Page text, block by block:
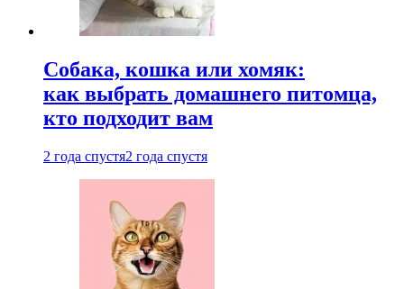
Собака, кошка или хомяк:
как выбрать домашнего питомца,
кто подходит вам
2 года спустя2 года спустя